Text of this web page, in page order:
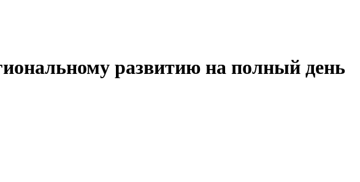
развитию на полный день